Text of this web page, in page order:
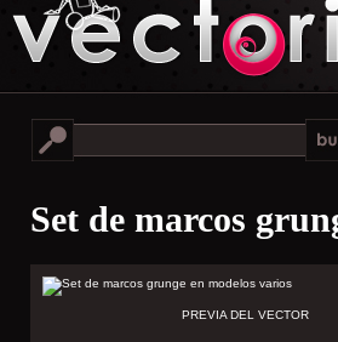
Set de marcos
PREVIA DEL VECTOR